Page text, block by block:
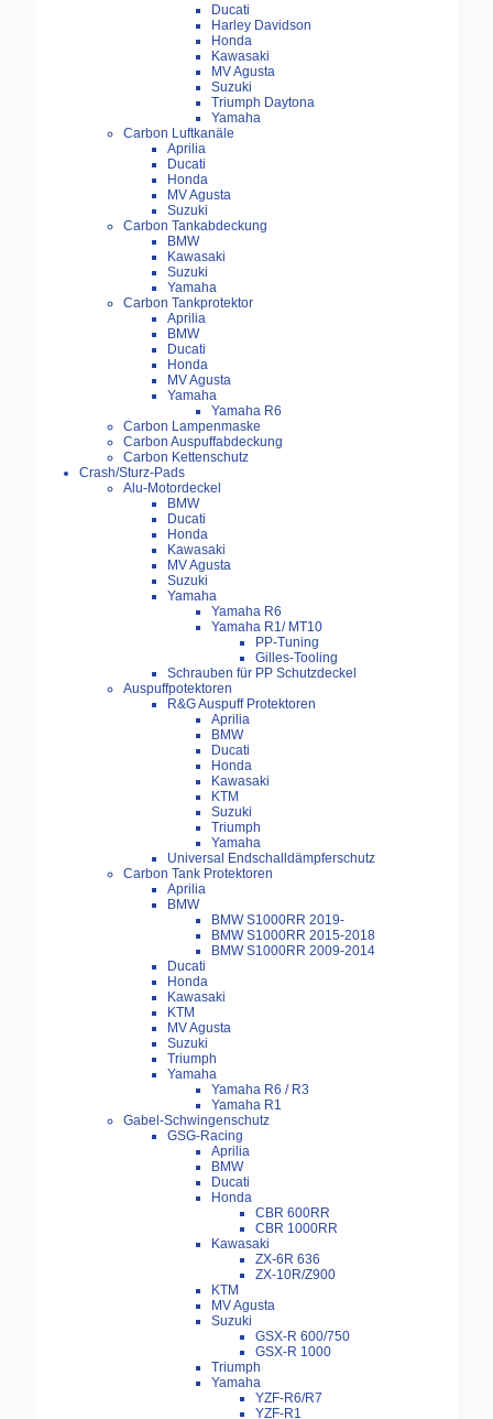
Ducati
Harley Davidson
Honda
Kawasaki
MV Agusta
Suzuki
Triumph Daytona
Yamaha
Carbon Luftkanäle
Aprilia
Ducati
Honda
MV Agusta
Suzuki
Carbon Tankabdeckung
BMW
Kawasaki
Suzuki
Yamaha
Carbon Tankprotektor
Aprilia
BMW
Ducati
Honda
MV Agusta
Yamaha
Yamaha R6
Carbon Lampenmaske
Carbon Auspuffabdeckung
Carbon Kettenschutz
Crash/Sturz-Pads
Alu-Motordeckel
BMW
Ducati
Honda
Kawasaki
MV Agusta
Suzuki
Yamaha
Yamaha R6
Yamaha R1/ MT10
PP-Tuning
Gilles-Tooling
Schrauben für PP Schutzdeckel
Auspuffpotektoren
R&G Auspuff Protektoren
Aprilia
BMW
Ducati
Honda
Kawasaki
KTM
Suzuki
Triumph
Yamaha
Universal Endschalldämpferschutz
Carbon Tank Protektoren
Aprilia
BMW
BMW S1000RR 2019-
BMW S1000RR 2015-2018
BMW S1000RR 2009-2014
Ducati
Honda
Kawasaki
KTM
MV Agusta
Suzuki
Triumph
Yamaha
Yamaha R6 / R3
Yamaha R1
Gabel-Schwingenschutz
GSG-Racing
Aprilia
BMW
Ducati
Honda
CBR 600RR
CBR 1000RR
Kawasaki
ZX-6R 636
ZX-10R/Z900
KTM
MV Agusta
Suzuki
GSX-R 600/750
GSX-R 1000
Triumph
Yamaha
YZF-R6/R7
YZF-R1